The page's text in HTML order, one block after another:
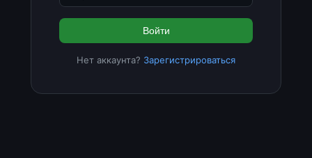
Войти
Нет аккаунта? Зарегистрироваться